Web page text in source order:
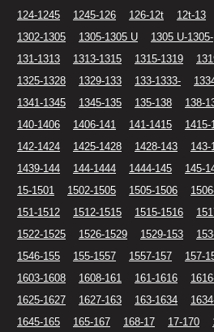
124-1245
1245-126 126-12t 12t-13
1302-1305
1305-1305 U 1305 U-1305-
131-1313
1313-1315 1315-1319
1325-1328
1329-133 133-1333-
1341-1345
1345-135 135-138 138-
140-1406
1406-141 141-1415 1415-
142-1424
1425-1428 1428-143 143-
1439-144
144-1444 1444-145 145-
15-1501
1502-1505 1505-1506
151-1512
1512-1515 1515-1516
1522-1525
1526-1529 1529-153
1546-155
155-1557 1557-157 157-
1603-1608
1608-161 161-1616
1625-1627
1627-163 163-1634
1645-165
165-167 168-17 17-170